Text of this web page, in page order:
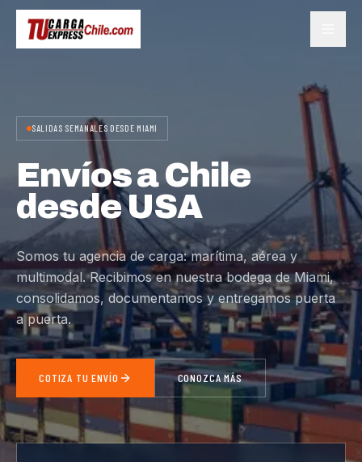
SALIDAS SEMANALES DESDE MIAMI
Envíos a Chile
desde USA
Somos tu agencia de carga: marítima, aérea y
multimodal. Recibimos en nuestra bodega de Miami,
consolidamos, documentamos y entregamos puerta
a puerta.
COTIZA TU ENVÍO CONOZCA MÁS